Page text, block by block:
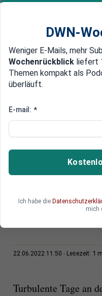
Newsticker MEIN
Edelmetalle
Gute
nach
An der Pariser
Weizen weiter zurück.
22.06.2022 11:50 Lesezeit: 1
Turbulente Tage an
DWN-
Weniger E-Mails, mehr
Wochenrückblick liefert
Themen kompakt als
überläuft.
E-mail: *
Ich habe die
mich